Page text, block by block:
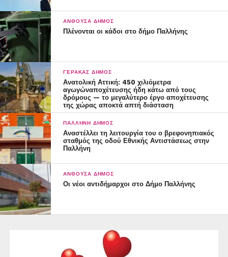
ΑΝΘΟΎΣΑ ΔΉΜΟΣ
Πλένονται οι κάδοι στο δήμο Παλλήνης
ΓΈΡΑΚΑΣ ΔΉΜΟΣ
Ανατολική Αττική: 450 χιλιόμετρα
αγωγώναποχέτευσης ήδη κάτω από τους
δρόμους — το μεγαλύτερο έργο αποχέτευσης
της χώρας αποκτά απτή διάσταση
ΠΑΛΛΉΝΗ ΔΉΜΟΣ
Αναστέλλει τη λειτουργία του ο βρεφονηπιακός
σταθμός της οδού Εθνικής Αντιστάσεως στην
Παλλήνη
ΑΝΘΟΎΣΑ ΔΉΜΟΣ
Οι νέοι αντιδήμαρχοι στο Δήμο Παλλήνης